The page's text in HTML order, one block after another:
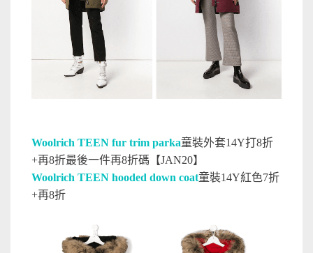
Woolrich TEEN fur trim parka童裝外套14Y打8折
+再8折最後一件再8折碼【JAN20】
Woolrich TEEN hooded down coat童裝14Y紅色7折
+再8折